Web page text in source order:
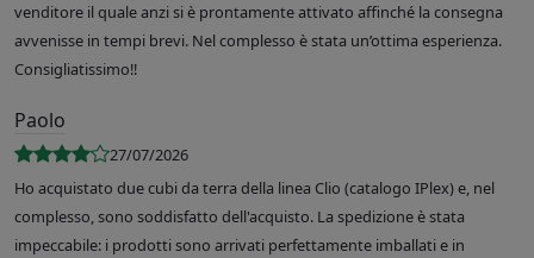
venditore il quale anzi si è prontamente attivato affinché la consegna
avvenisse in tempi brevi. Nel complesso è stata un’ottima esperienza.
Consigliatissimo!!
Paolo
27/07/2026
Ho acquistato due cubi da terra della linea Clio (catalogo IPlex) e, nel
complesso, sono soddisfatto dell'acquisto. La spedizione è stata
impeccabile: i prodotti sono arrivati perfettamente imballati e in